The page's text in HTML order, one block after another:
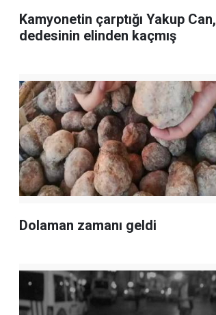
Kamyonetin çarptığı Yakup Can,
dedesinin elinden kaçmış
Dolaman zamanı geldi